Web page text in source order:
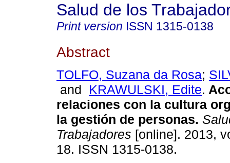
Salud de los
Print version ISSN 1315-0138
Abstract
TOLFO, Suzana da Rosa;
and KRAWULSKI, Edite.
relaciones con la cultura
la gestión de personas.
Trabajadores [online]. 2013,
18. ISSN 1315-0138.